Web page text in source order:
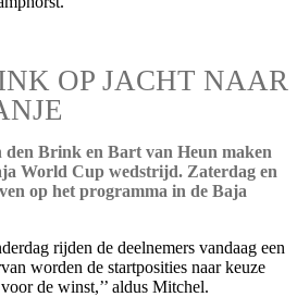
OP JACHT NAAR
Brink en Bart van Heun maken
World Cup wedstrijd. Zaterdag en
op het programma in de Baja
rijden de deelnemers vandaag een
worden de startposities naar keuze
de winst,’’ aldus Mitchel.